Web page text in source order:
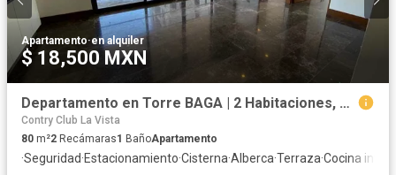
Apartamento·en alquiler
$ 18,500 MXN
Departamento en Torre BAGA | 2 Habitaciones, alberca y gimnasio.
Contry Club La Vista
80 m²2 Recámaras1 BañoApartamento
·Seguridad·Estacionamiento·Cisterna·Alberca·Terraza·Cocina